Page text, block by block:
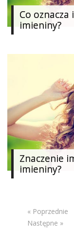
Co oznacza
imieniny?
Znaczenie
imieniny?
« Poprzednie
Następne »